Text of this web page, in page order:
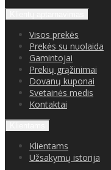
Visos prekės
Prekės su nuolaida
Gamintojai
Prekių grąžinimai
Dovanų kuponai
Svetainės medis
Kontaktai
Klientams
Užsakymų istorija